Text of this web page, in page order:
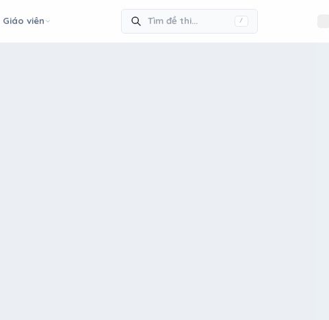
Giáo viên /